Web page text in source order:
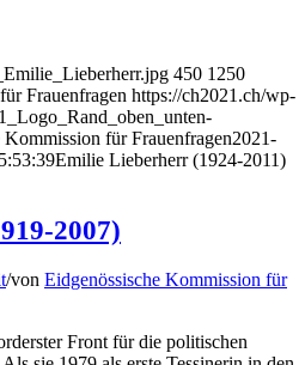
450 1250
Frauenfragen https://ch2021.ch/wp-
Kommission für Frauenfragen2021-
Emilie Lieberherr (1924-2011)
2007)
/von Eidgenössische Kommission für
Front für die politischen